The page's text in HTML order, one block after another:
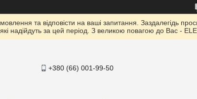
та відповісти на ваші запитання. Заздалегідь
надійдуть за цей період. З великою повагою до Ваc -
+380 (66) 001-99-50